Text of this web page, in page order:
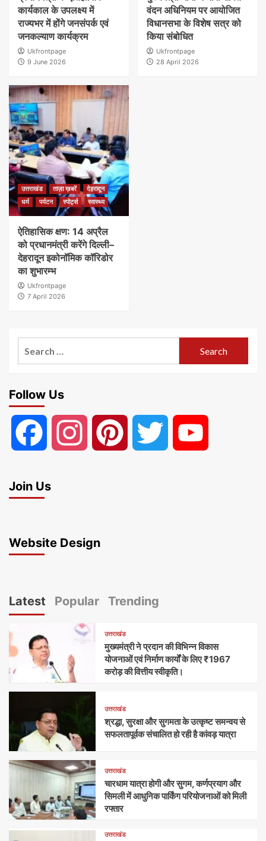
कार्यकाल के उपलक्ष्य में
राज्यभर में होंगे जनसंपर्क एवं
जनकल्याण कार्यक्रम
Ukfrontpage
9 June 2026
वंदन अधिनियम पर आयोजित
विधानसभा के विशेष सत्र को
किया संबोधित
Ukfrontpage
28 April 2026
उत्तराखंड ताज़ा ख़बरें
देहरादून
धर्म
पर्यटन स्पोर्ट्स स्वास्थ्य
ऐतिहासिक क्षण: 14 अप्रैल
को प्रधानमंत्री करेंगे दिल्ली–
देहरादून इकोनॉमिक कॉरिडोर
का शुभारम्भ
Ukfrontpage
7 April 2026
Follow Us
Facebook Instagram Pinterest Twitter
Join Us
Website Design
Latest Popular Trending
उत्तराखंड
मुख्यमंत्री ने प्रदान की विभिन्न विकास
योजनाओं एवं निर्माण कार्यों के लिए ₹1967
करोड़ की वित्तीय स्वीकृति।
उत्तराखंड
श्रद्धा, सुरक्षा और सुगमता के उत्कृष्ट समन्वय से
सफलतापूर्वक संचालित हो रही है कांवड़ यात्रा
उत्तराखंड
चारधाम यात्रा होगी और सुगम, कर्णप्रयाग और
सिमली में आधुनिक पार्किंग परियोजनाओं को मिली
रफ्तार
उत्तराखंड